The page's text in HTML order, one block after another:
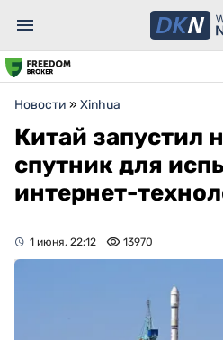
Новости » Xinhua
Китай запустил
спутник для
интернет-
1 июня, 22:12 13970